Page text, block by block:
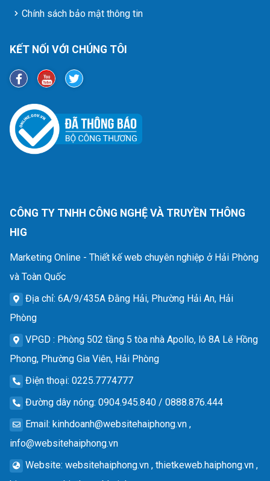
Chính sách bảo mật thông tin
KẾT NỐI VỚI CHÚNG TÔI
CÔNG TY TNHH CÔNG NGHỆ VÀ TRUYỀN THÔNG
HIG
Marketing Online - Thiết kế web chuyên nghiệp ở Hải Phòng
và Toàn Quốc
Địa chỉ: 6A/9/435A Đằng Hải, Phường Hải An, Hải
Phòng
VPGD : Phòng 502 tầng 5 tòa nhà Apollo, lô 8A Lê Hồng
Phong, Phường Gia Viên, Hải Phòng
Điện thoại: 0225.7774777
Đường dây nóng: 0904.945.840 / 0888.876.444
Email : kinhdoanh@websitehaiphong.vn ,
info@websitehaiphong.vn
Website: websitehaiphong.vn , thietkeweb.haiphong.vn ,